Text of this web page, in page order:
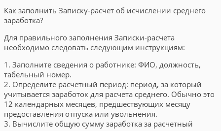
Как заполнить Записку-расчет об исчислении среднего
заработка?
Для правильного заполнения Записки-расчета
необходимо следовать следующим инструкциям:
1. Заполните сведения о работнике: ФИО, должность,
табельный номер.
2. Определите расчетный период: период, за который
учитывается заработок для расчета среднего. Обычно это
12 календарных месяцев, предшествующих месяцу
предоставления отпуска или увольнения.
3. Вычислите общую сумму заработка за расчетный